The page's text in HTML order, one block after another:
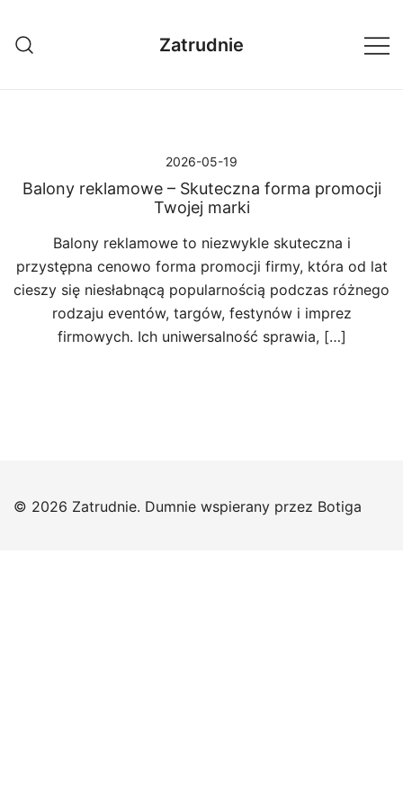
treści
Zatrudnie
2026-05-19
Balony reklamowe – Skuteczna forma promocji
Twojej marki
Balony reklamowe to niezwykle skuteczna i
przystępna cenowo forma promocji firmy, która od lat
cieszy się niesłabnącą popularnością podczas różnego
rodzaju eventów, targów, festynów i imprez
firmowych. Ich uniwersalność sprawia, […]
© 2026 Zatrudnie. Dumnie wspierany przez Botiga